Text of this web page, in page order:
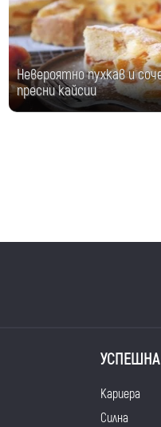
Невероятно пухкав и
пресни кайсии
УСПЕШНА
Кариера
Силна